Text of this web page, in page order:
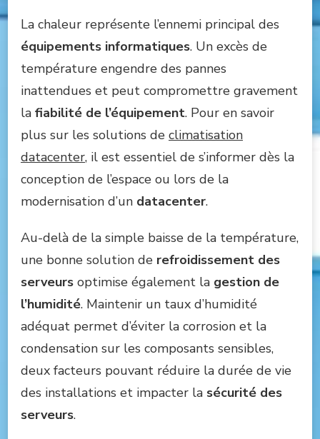
La chaleur représente l’ennemi principal des
équipements informatiques. Un excès de
température engendre des pannes
inattendues et peut compromettre gravement
la fiabilité de l’équipement. Pour en savoir
plus sur les solutions de climatisation
datacenter, il est essentiel de s’informer dès la
conception de l’espace ou lors de la
modernisation d’un datacenter.
Au-delà de la simple baisse de la température,
une bonne solution de refroidissement des
serveurs optimise également la gestion de
l’humidité. Maintenir un taux d’humidité
adéquat permet d’éviter la corrosion et la
condensation sur les composants sensibles,
deux facteurs pouvant réduire la durée de vie
des installations et impacter la sécurité des
serveurs.